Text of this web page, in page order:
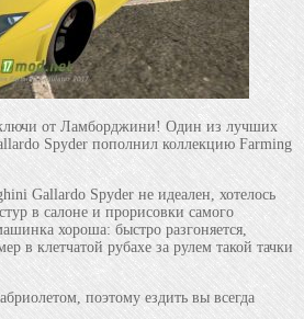
от Ламборджини! Один из лучших
Spyder пополнил коллекцию Farming
Gallardo Spyder не идеален, хотелось
в салоне и прорисовки самого
хороша: быстро разгоняется,
в клетчатой рубахе за рулем такой тачки
поэтому ездить вы всегда